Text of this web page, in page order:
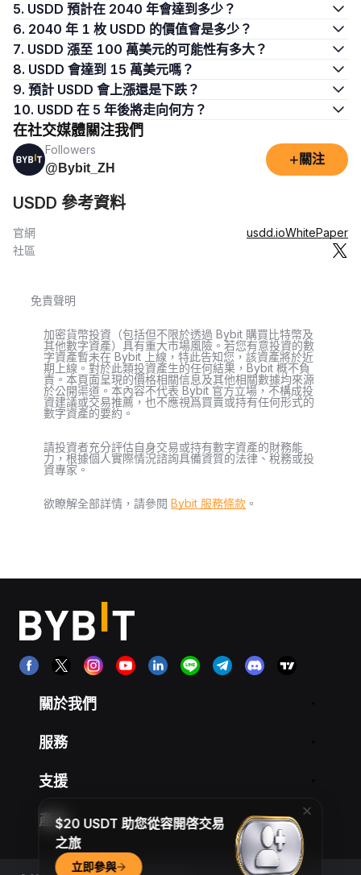
5. USDD 預計在 2040 年會達到多少？
6. 2040 年 1 枚 USDD 的價值會是多少？
7. USDD 漲至 100 萬美元的可能性有多大？
8. USDD 會達到 15 萬美元嗎？
9. 預計 USDD 會上漲還是下跌？
10. USDD 在 5 年後將走向何方？
在社交媒體關注我們
Followers
@Bybit_ZH
+ 關注
USDD 參考資料
官網 usdd.ioWhitePaper
社區
免責聲明
加密貨幣投資（包括但不限於透過 Bybit 購買比特幣及
其他數字資產）具有重大市場風險。若您有意投資的數
字資產暫未在 Bybit 上線，特此告知您，該資產將於近
期上線。對於此類投資產生的任何結果，Bybit 概不負
責。本頁面呈現的價格相關信息及其他相關數據均來源
於公開渠道。本內容不代表 Bybit 官方立場，不構成投
資建議或交易推薦，也不應視爲買賣或持有任何形式的
數字資產的要約。
請投資者充分評估自身交易或持有數字資產的財務能
力，根據個人實際情況諮詢具備資質的法律、稅務或投
資專家。
欲瞭解全部詳情，請參閱 Bybit 服務條款 。
關於我們
服務
支援
產品$20 USDT 助您從容開啓交易
之旅
立即參與